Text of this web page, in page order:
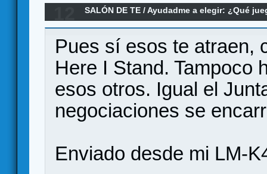
SALÓN DE TE /Ayudadme a elegir: ¿Qué
Pues sí esos te atraen,
Here I Stand. Tampoco
esos otros. Igual el
negociaciones se
Enviado desde mi LM-